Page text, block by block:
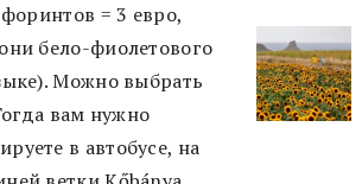
= 3 евро,
бело-фиолетового
Можно выбрать
вам нужно
в автобусе, на